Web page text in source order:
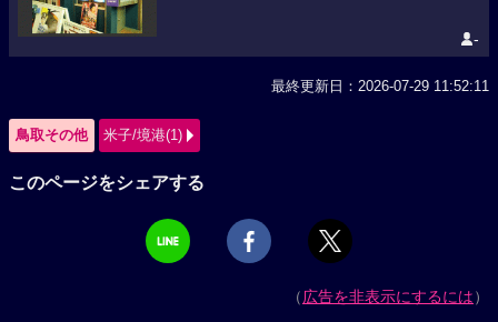
-
最終更新日：2026-07-29 11:52:11
鳥取その他 米子/境港(1)
このページをシェアする
（広告を非表示にするには）